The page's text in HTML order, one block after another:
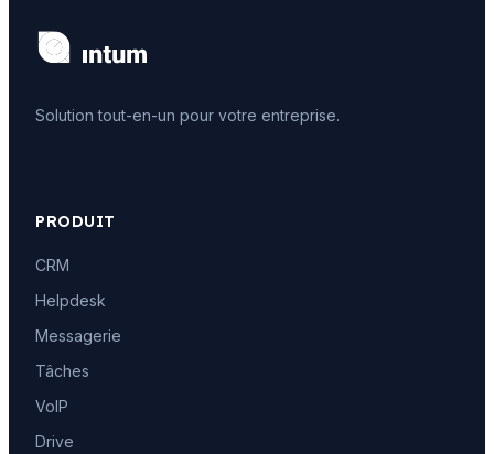
Solution tout-en-un pour votre entreprise.
PRODUIT
CRM
Helpdesk
Messagerie
Tâches
VoIP
Drive